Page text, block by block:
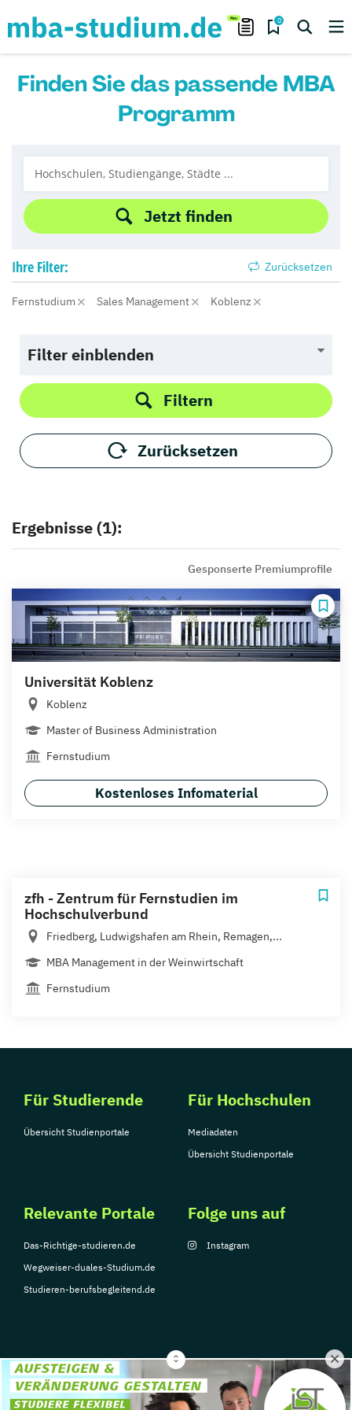
0
Finden Sie das passende MBA
Programm
Jetzt finden
Ihre Filter: Zurücksetzen
Fernstudium Sales Management Koblenz
Filter einblenden
Filtern
Zurücksetzen
Ergebnisse (1):
Gesponserte Premiumprofile
Universität Koblenz
Koblenz
Master of Business Administration
Fernstudium
Kostenloses Infomaterial
zfh - Zentrum für Fernstudien im
Hochschulverbund
Friedberg, Ludwigshafen am Rhein, Remagen,...
MBA Management in der Weinwirtschaft
Fernstudium
Für Studierende
Übersicht Studienportale
Für Hochschulen
Mediadaten
Übersicht Studienportale
Relevante Portale
Das-Richtige-studieren.de
Wegweiser-duales-Studium.de
Studieren-berufsbegleitend.de
Folge uns auf
Instagram
© Copyright 2026, TarGroup Media GmbH